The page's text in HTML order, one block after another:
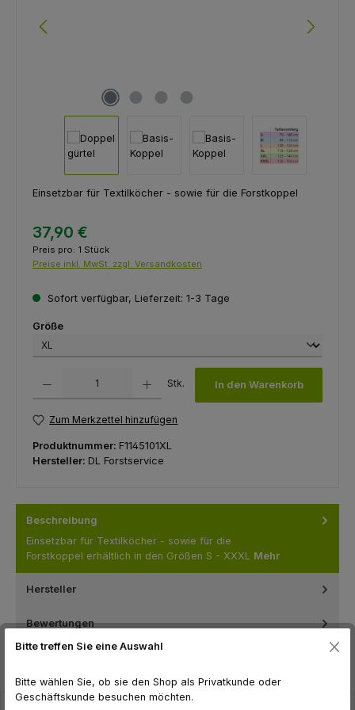
Einsetzbar für Textilköcher - sowie für die Forstkoppel
37,90 €
Preis pro: 1 Stück
Preise inkl. MwSt. zzgl. Versandkosten
Sofort verfügbar, Lieferzeit: 1-3 Tage
Größeauswählen
Stk. In den Warenkorb
Zum Merkzettel hinzufügen
Produktnummer: F1145101XL
Hersteller: DL Forstservice
Beschreibung
Einsetzbar für Textilköcher - sowie für die
Forstkoppel erhältlich in den Größen S - XXXL Mehr
Hersteller
Bewertungen
Bitte treffen Sie eine Auswahl
Bitte wählen Sie, ob sie den Shop als Privatkunde oder
Geschäftskunde besuchen möchten.